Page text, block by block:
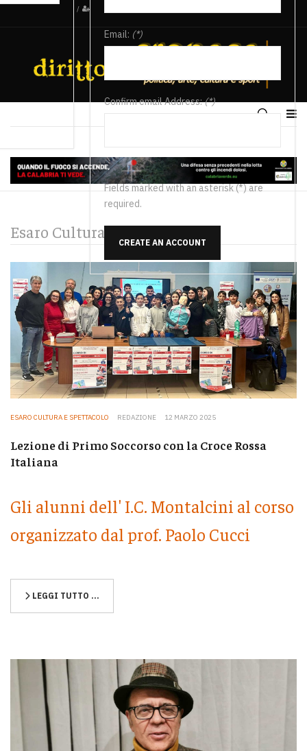
/
Email: (*)
Confirm email Address:(*)
Fields marked with an asterisk (*) are
required.
CREATE AN ACCOUNT
Esaro Cultura e Spettacolo
ESARO CULTURA E SPETTACOLO REDAZIONE 12 MARZO 2025
Lezione di Primo Soccorso con la Croce Rossa
Italiana
Gli alunni dell' I.C. Montalcini al corso
organizzato dal prof. Paolo Cucci
LEGGI TUTTO …